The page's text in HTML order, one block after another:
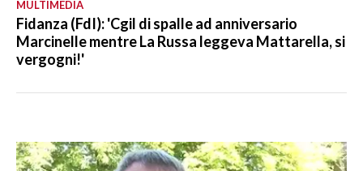
MULTIMEDIA
Fidanza (FdI): 'Cgil di spalle ad anniversario
Marcinelle mentre La Russa leggeva Mattarella, si
vergogni!'